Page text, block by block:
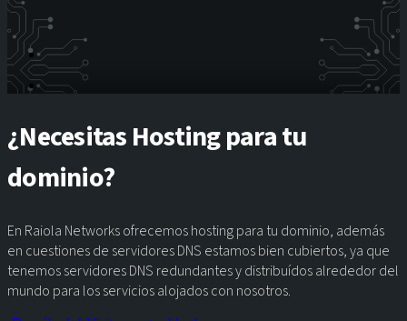
¿Necesitas Hosting para tu
dominio?
En Raiola Networks ofrecemos hosting para tu dominio, además
en cuestiones de servidores DNS estamos bien cubiertos, ya que
tenemos servidores DNS redundantes y distribuídos alrededor del
mundo para los servicios alojados con nosotros.